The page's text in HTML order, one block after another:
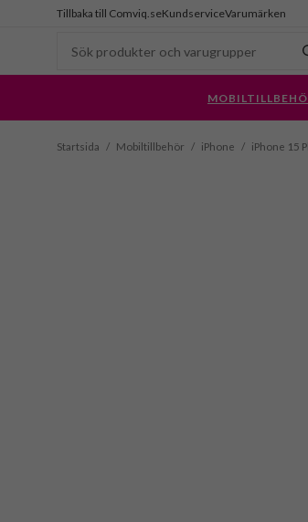
Tillbaka till Comviq.seKundserviceVarumärken
Startsida / Mobiltillbehör / iPhone / iPhone 15